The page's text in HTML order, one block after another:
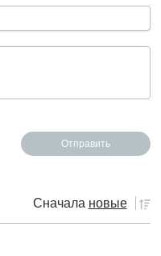
Сначала новые